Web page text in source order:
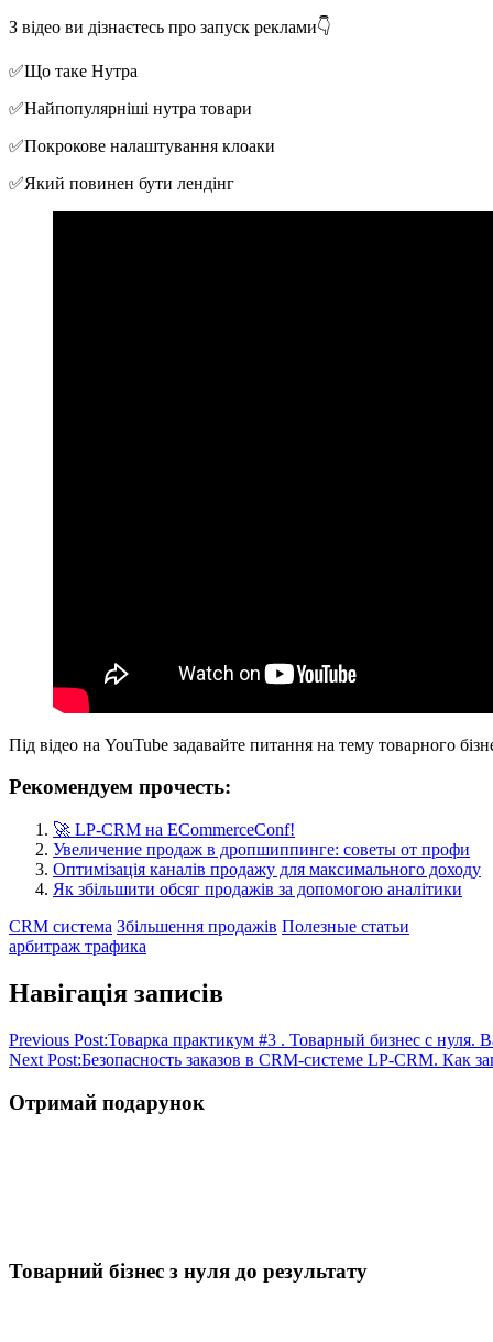
З відео ви дізнаєтесь про запуск реклами👇
✅Що таке Нутра
✅Найпопулярніші нутра товари
✅Покрокове налаштування клоаки
✅Який повинен бути лендінг
Під відео на YouTube задавайте питання на тему товарного
Рекомендуем прочесть:
🚀 LP-CRM на ECommerceConf!
Увеличение продаж в дропшиппинге: советы от профи
Оптимізація каналів продажу для максимального доходу
Як збільшити обсяг продажів за допомогою аналітики
CRM система Збільшення продажів Полезные статьи
арбитраж трафика
Навігація записів
Previous Post:Товарка практикум #3 . Товарный бизнес с нуля.
Next Post:Безопасность заказов в CRM-системе LP-CRM. Как
Отримай подарунок
Товарний бізнес з нуля до результату